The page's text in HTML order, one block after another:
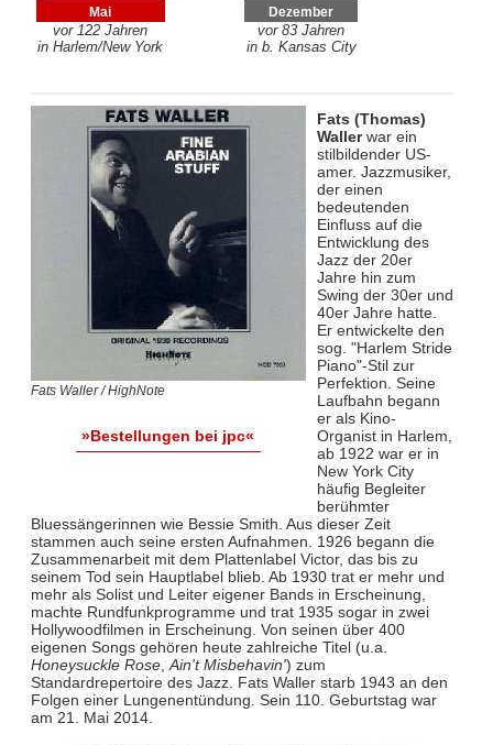
Mai
vor 122 Jahren
in Harlem/New York
Dezember
vor 83 Jahren
in b. Kansas City
Fats Waller / HighNote
»Bestellungen bei jpc«
Fats (Thomas)
Wallerwar ein
stilbildender US-
amer. Jazzmusiker,
der einen
bedeutenden
Einfluss auf die
Entwicklung des
Jazz der 20er
Jahre hin zum
Swing der 30er und
40er Jahre hatte.
Er entwickelte den
sog. "Harlem Stride
Piano"-Stil zur
Perfektion. Seine
Laufbahn begann
er als Kino-
Organist in Harlem,
ab 1922 war er in
New York City
häufig Begleiter
berühmter
Bluessängerinnen wie Bessie Smith. Aus dieser Zeit
stammen auch seine ersten Aufnahmen. 1926 begann die
Zusammenarbeit mit dem Plattenlabel Victor, das bis zu
seinem Tod sein Hauptlabel blieb. Ab 1930 trat er mehr und
mehr als Solist und Leiter eigener Bands in Erscheinung,
machte Rundfunkprogramme und trat 1935 sogar in zwei
Hollywoodfilmen in Erscheinung. Von seinen über 400
eigenen Songs gehören heute zahlreiche Titel (u.a.
Honeysuckle Rose, Ain't Misbehavin') zum
Standardrepertoire des Jazz. Fats Waller starb 1943 an den
Folgen einer Lungenentündung. Sein 110. Geburtstag war
am 21. Mai 2014.